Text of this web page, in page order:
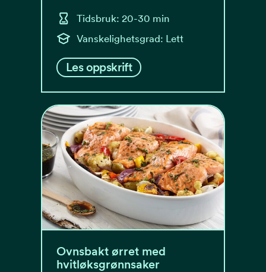
Tidsbruk: 20-30 min
Vanskelighetsgrad: Lett
Les oppskrift
Ovnsbakt ørret med
hvitløksgrønnsaker